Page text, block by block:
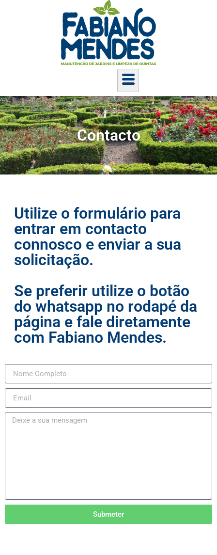
Contacto
Utilize o formulário para
entrar em contacto
connosco e enviar a sua
solicitação.
Se preferir utilize o botão
do whatsapp no rodapé da
página e fale diretamente
com Fabiano Mendes.
Submeter